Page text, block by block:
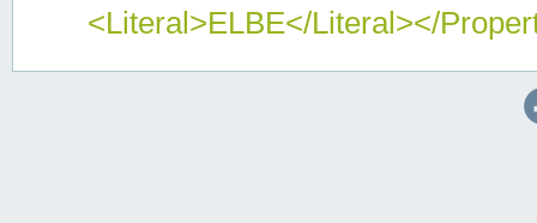
<Literal>ELBE</Literal></